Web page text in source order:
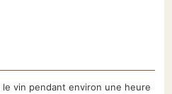
vin pendant environ une heure